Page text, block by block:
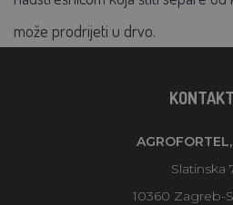
može prodrijeti u drvo.
AGROFORTEL,
Slatinska
10360 Zagreb-